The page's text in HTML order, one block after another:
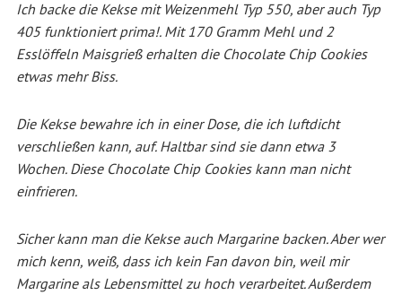
Ich backe die Kekse mit Weizenmehl Typ 550, aber auch Typ
405 funktioniert prima!. Mit 170 Gramm Mehl und 2
Esslöffeln Maisgrieß erhalten die Chocolate Chip Cookies
etwas mehr Biss.
Die Kekse bewahre ich in einer Dose, die ich luftdicht
verschließen kann, auf. Haltbar sind sie dann etwa 3
Wochen. Diese Chocolate Chip Cookies kann man nicht
einfrieren.
Sicher kann man die Kekse auch Margarine backen. Aber wer
mich kenn, weiß, dass ich kein Fan davon bin, weil mir
Margarine als Lebensmittel zu hoch verarbeitet. Außerdem